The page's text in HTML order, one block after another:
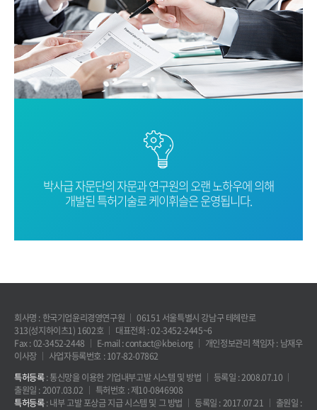
박사급 자문단의 자문과 연구원의 오랜노하우에 의해
개발된 특허기술로케이휘슬은 운영됩니다.
회사명 : 한국기업윤리경영연구원
06151 서울특별시 강남구 테헤란로
313(성지하이츠1) 1602호
대표전화 : 02-3452-2445~6
Fax : 02-3452-2448
E-mail : contact@kbei.org
개인정보관리 책임자 : 남재우
이사장
사업자등록번호 : 107-82-07862
특허등록: 통신망을 이용한 기업내부고발 시스템 및 방법
등록일 : 2008.07.10
출원일 : 2007.03.02
특허번호 : 제10-0846908
특허등록: 내부 고발 포상금 지급 시스템 및 그 방법 등록일 : 2017.07.21
출원일 :